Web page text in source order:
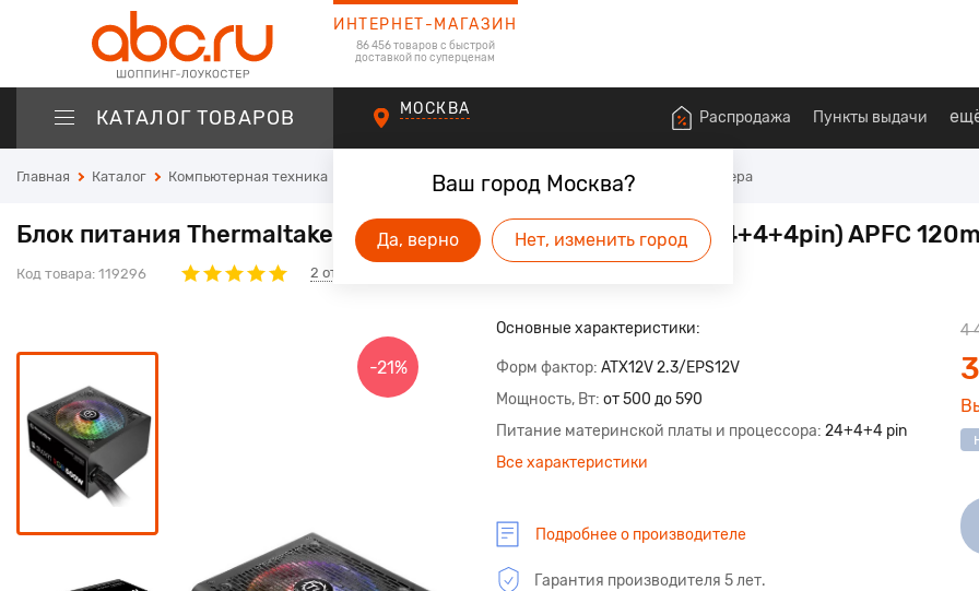
ИНТЕРНЕТ-МАГАЗИН
86 456 товаров с быстрой
доставкой по суперценам
КАТАЛОГ ТОВАРОВ
Ваш город Москва?
Да, верно Нет, изменить город
МОСКВА Распродажа Пункты выдачи
Главная Каталог Компьютерная техника Комплектующие для ПК Блоки питания для компьютера
Блок питания Thermaltake ATX 500W Smart RGB 500 80+ (24+4+4pin) APFC
Код товара: 119296 2 отзывов
-21%
Основные характеристики:
Форм фактор ATX12V 2.3/EPS12V
Мощность, Вт от 500 до 590
Питание материнской платы и процессора 24+4+4 pin
Все характеристики
Подробнее о производителе
Гарантия производителя 5 лет.
4